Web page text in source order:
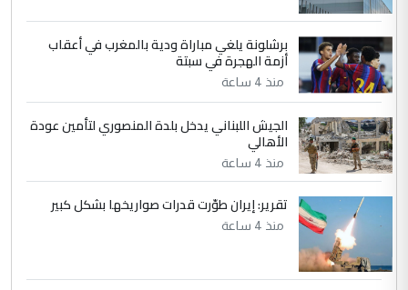
ابا فرات ...
الموضوع :
الجواهري يرد على صدام حسين سل
مضجعيك يابن الزنا (نص كامل)
حيدر عاشور
التعليق : تحياتي لك استاذ حامدتركان. كلام
دقيق ومسؤول؛ فالاستثمار الحقيقي للإنسان
وثروات البلد يعتمد على الكفاءة ...
الموضوع :
بين الإهمال واغتصاب الأرض.. بلاد
الرافدين تعاني الجفاف والتصحر!!
برشلونة يلغي مباراة ودية بالمغرب في أعقاب
أزمة الهجرة في سبتة
منذ 4 ساعة
الجيش اللبناني يدخل بلدة المنصوري لتأمين عودة
الأهالي
منذ 4 ساعة
تقرير: إيران طوّرت قدرات صواريخها بشكل كبير
منذ 4 ساعة